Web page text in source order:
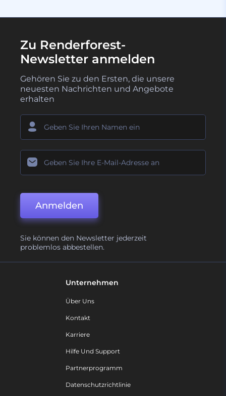
Zu Renderforest-
Newsletter anmelden
Gehören Sie zu den Ersten, die unsere
neuesten Nachrichten und Angebote
erhalten
Anmelden
Sie können den Newsletter jederzeit
problemlos abbestellen.
Unternehmen
Über Uns
Kontakt
Karriere
Hilfe Und Support
Partnerprogramm
Datenschutzrichtlinie